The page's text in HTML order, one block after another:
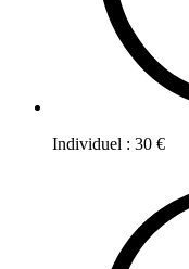
Individuel : 30 €